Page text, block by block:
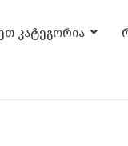
კატეგორია